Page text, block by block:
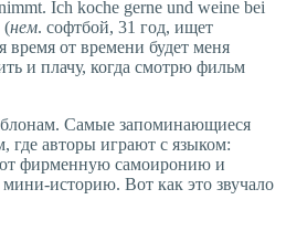
Ich koche gerne und weine bei
(нем. софтбой, 31 год, ищет
от времени будет меня
и плачу, когда смотрю фильм
Самые запоминающиеся
где авторы играют с языком:
фирменную самоиронию и
историю. Вот как это звучало